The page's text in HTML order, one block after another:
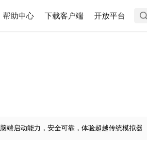
帮助中心 下载客户端 开放平台
端启动能力，安全可靠，体验超越传统模拟器